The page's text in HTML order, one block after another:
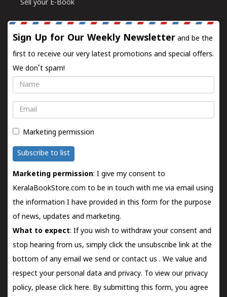
Sell your E-Book
Sign Up for Our Weekly Newsletter and be the
first to receive our very latest promotions and special offers.
We don't spam!
Name
Email
Marketing permission
Subscribe to list
Marketing permission: I give my consent to
KeralaBookStore.com to be in touch with me via email using
the information I have provided in this form for the purpose
of news, updates and marketing.
What to expect: If you wish to withdraw your consent and
stop hearing from us, simply click the unsubscribe link at the
bottom of any email we send orcontact us . We value and
respect your personal data and privacy. To view our privacy
policy, please click here. By submitting this form, you agree